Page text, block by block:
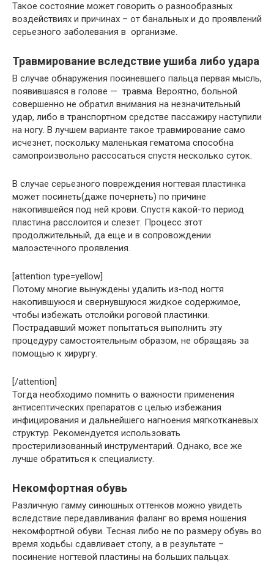
Такое состояние может говорить о разнообразных
воздействиях и причинах – от банальных и до проявлений
серьезного заболевания в организме.
Травмирование вследствие ушиба либо удара
В случае обнаружения посиневшего пальца первая мысль,
появившаяся в голове — травма. Вероятно, больной
совершенно не обратил внимания на незначительный
удар, либо в транспортном средстве пассажиру наступили
на ногу. В лучшем варианте такое травмирование само
исчезнет, поскольку маленькая гематома способна
самопроизвольно рассосаться спустя несколько суток.
В случае серьезного повреждения ногтевая пластинка
может посинеть(даже почернеть) по причине
накопившейся под ней крови. Спустя какой-то период
пластина расслоится и слезет. Процесс этот
продолжительный, да еще и в сопровождении
малоэстечного проявления.
[attention type=yellow]
Потому многие вынуждены удалить из-под ногтя
накопившуюся и свернувшуюся жидкое содержимое,
чтобы избежать отслойки роговой пластинки.
Пострадавший может попытаться выполнить эту
процедуру самостоятельным образом, не обращаяь за
помощью к хирургу.
[/attention]
Тогда необходимо помнить о важности применения
антисептических препаратов с целью избежания
инфицирования и дальнейшего нагноения мягкотканевых
структур. Рекомендуется использовать
простерилизованный инструментарий. Однако, все же
лучше обратиться к специалисту.
Некомфортная обувь
Различную гамму синюшных оттенков можно увидеть
вследствие передавливания фаланг во время ношения
некомфортной обуви. Тесная либо не по размеру обувь во
время ходьбы сдавливает стопу, а в результате –
посинение ногтевой пластины на больших пальцах.